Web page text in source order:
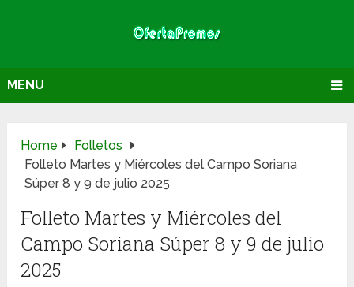
MENU
Home
Folletos
Folleto Martes y Miércoles del Campo Soriana
Súper 8 y 9 de julio 2025
Folleto Martes y Miércoles del
Campo Soriana Súper 8 y 9 de julio
2025